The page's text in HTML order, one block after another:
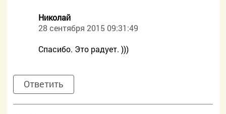
Николай
28 сентября 2015 09:31:49
Спасибо. Это радует. )))
Ответить